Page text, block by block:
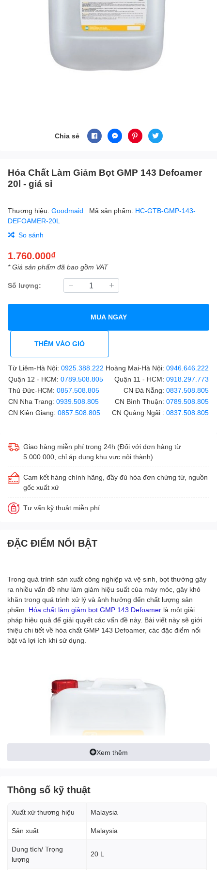
Chia sẻ
Hóa Chất Làm Giảm Bọt GMP 143 Defoamer
20l - giá sỉ
Thương hiệu: Goodmaid Mã sản phẩm: HC-GTB-GMP-143-
DEFOAMER-20L
So sánh
1.760.000₫
* Giá sản phẩm đã bao gồm VAT
Số lượng:
MUA NGAY
THÊM VÀO GIỎ
Từ Liêm-Hà Nội: 0925.388.222 Hoàng Mai-Hà Nội: 0946.646.222
Quận 12 - HCM: 0789.508.805 Quận 11 - HCM: 0918.297.773
Thủ Đức-HCM: 0857.508.805 CN Đà Nẵng: 0837.508.805
CN Nha Trang: 0939.508.805 CN Bình Thuận: 0789.508.805
CN Kiên Giang: 0857.508.805 CN Quảng Ngãi : 0837.508.805
Giao hàng miễn phí trong 24h (Đối với đơn hàng từ
5.000.000, chỉ áp dụng khu vực nội thành)
Cam kết hàng chính hãng, đầy đủ hóa đơn chứng từ, nguồn
gốc xuất xứ
Tư vấn kỹ thuật miễn phí
ĐẶC ĐIỂM NỔI BẬT
Trong quá trình sản xuất công nghiệp và vệ sinh, bọt thường gây
ra nhiều vấn đề như làm giảm hiệu suất của máy móc, gây khó
khăn trong quá trình xử lý và ảnh hưởng đến chất lượng sản
phẩm. Hóa chất làm giảm bọt GMP 143 Defoamer là một giải
pháp hiệu quả để giải quyết các vấn đề này. Bài viết này sẽ giới
thiệu chi tiết về hóa chất GMP 143 Defoamer, các đặc điểm nổi
bật và lợi ích khi sử dụng.
Xem thêm
Thông số kỹ thuật
Xuất xứ thương hiệu Malaysia
Sản xuất Malaysia
Dung tích/ Trọng
lượng
20 L